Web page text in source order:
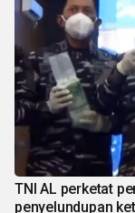
TNI AL perketat
penyelundupan